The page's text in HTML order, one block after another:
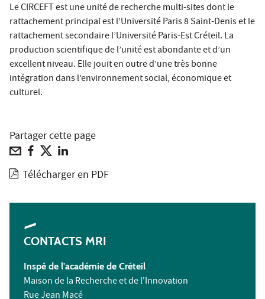
Le CIRCEFT est une unité de recherche multi-sites dont le
rattachement principal est l’Université Paris 8 Saint-Denis et le
rattachement secondaire l’Université Paris-Est Créteil. La
production scientifique de l’unité est abondante et d’un
excellent niveau. Elle jouit en outre d’une très bonne
intégration dans l’environnement social, économique et
culturel.
Partager cette page
Télécharger en PDF
CONTACTS MRI
Inspé de l'académie de Créteil
Maison de la Recherche et de l'Innovation
Rue Jean Macé